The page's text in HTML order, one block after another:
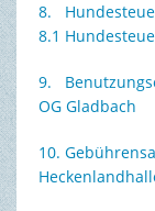
8.
8.1
9.
OG Gladbach
10.